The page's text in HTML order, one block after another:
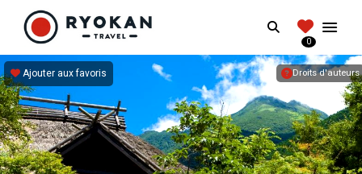
RYOKANTRAVEL
Vivez l'expérience authentique d'un Ryokan
Search
0
Droits d'auteurs
Ajouter aux favoris